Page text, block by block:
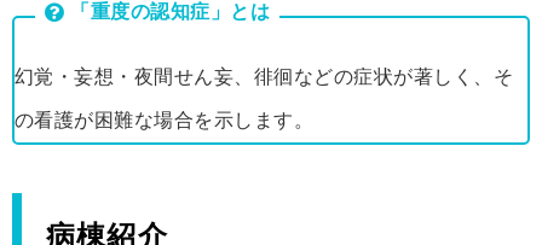
「重度の認知症」とは
幻覚・妄想・夜間せん妄、徘徊などの症状が著しく、そ
の看護が困難な場合を示します。
病棟紹介